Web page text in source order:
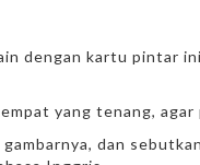
dengan kartu pintar
yang tenang,
dan